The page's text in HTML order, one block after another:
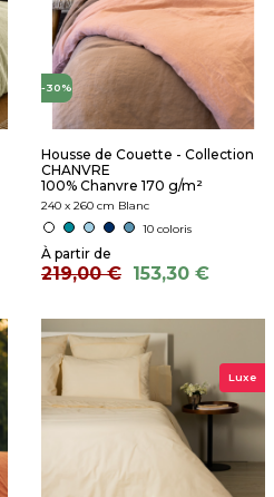
-30%
Housse de Couette - Collection
CHANVRE
100% Chanvre 170 g/m²
240 x 260 cm Blanc
10 coloris
219,00 € 153,30 €
Luxe